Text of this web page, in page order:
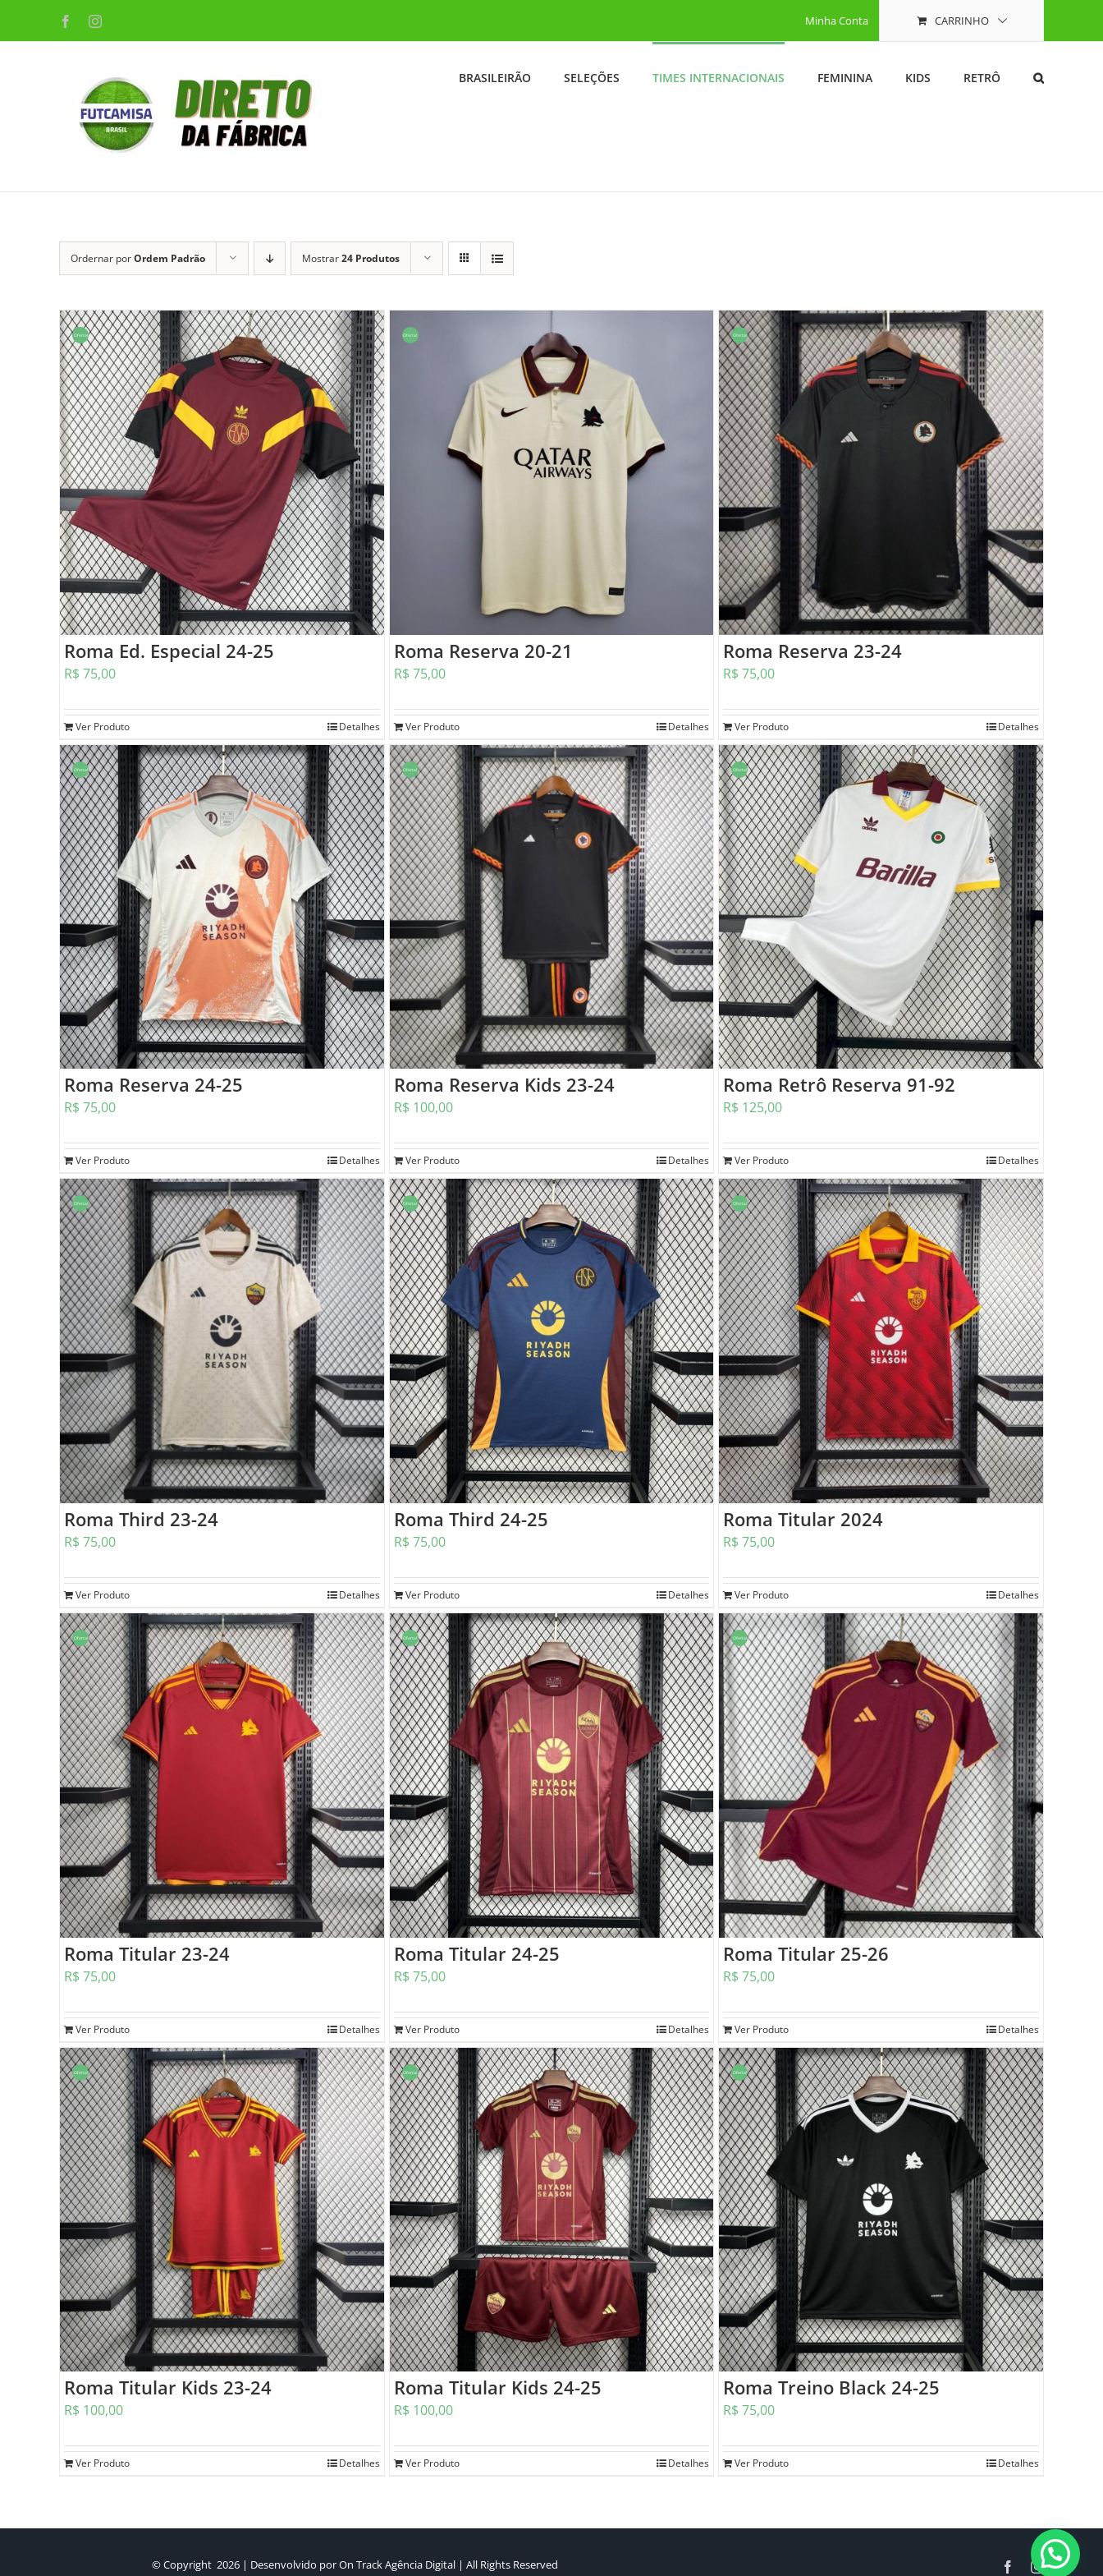
FacebookInstagram Minha Conta CARRINHO
BRASILEIRÃO SELEÇÕES TIMES INTERNACIONAIS FEMININA KIDS RETRÔ
Ordernar porOrdem Padrão Mostrar24 Produtos
Oferta!
Roma Ed. Especial 24-25
R$ 75,00
Ver Produto Detalhes
Oferta!
Roma Reserva 20-21
R$ 75,00
Ver Produto Detalhes
Oferta!
Roma Reserva 23-24
R$ 75,00
Ver Produto Detalhes
Oferta!
Roma Reserva 24-25
R$ 75,00
Ver Produto Detalhes
Oferta!
Roma Reserva Kids 23-24
R$ 100,00
Ver Produto Detalhes
Oferta!
Roma Retrô Reserva 91-92
R$ 125,00
Ver Produto Detalhes
Oferta!
Roma Third 23-24
R$ 75,00
Ver Produto Detalhes
Oferta!
Roma Third 24-25
R$ 75,00
Ver Produto Detalhes
Oferta!
Roma Titular 2024
R$ 75,00
Ver Produto Detalhes
Oferta!
Roma Titular 23-24
R$ 75,00
Ver Produto Detalhes
Oferta!
Roma Titular 24-25
R$ 75,00
Ver Produto Detalhes
Oferta!
Roma Titular 25-26
R$ 75,00
Ver Produto Detalhes
Oferta!
Roma Titular Kids 23-24
R$ 100,00
Ver Produto Detalhes
Oferta!
Roma Titular Kids 24-25
R$ 100,00
Ver Produto Detalhes
Oferta!
Roma Treino Black 24-25
R$ 75,00
Ver Produto Detalhes
© Copyright 2026 | Desenvolvido porOn Track Agência Digital| All Rights Reserved FacebookInstagram